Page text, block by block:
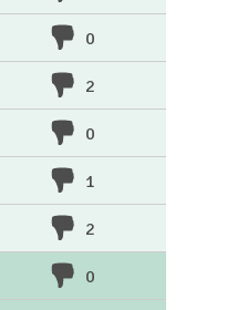
0
2
0
1
2
0